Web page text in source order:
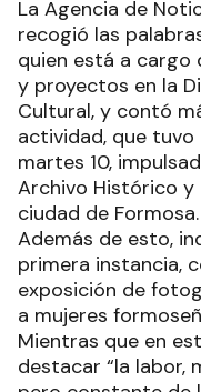
La Agencia de
recogió las
quien está a cargo
y proyectos en la
Cultural, y contó
actividad, que tuvo
martes 10,
Archivo Histórico y
ciudad de Formosa.
Además de esto,
primera instancia,
exposición de
a mujeres
Mientras que en
destacar “la labor,